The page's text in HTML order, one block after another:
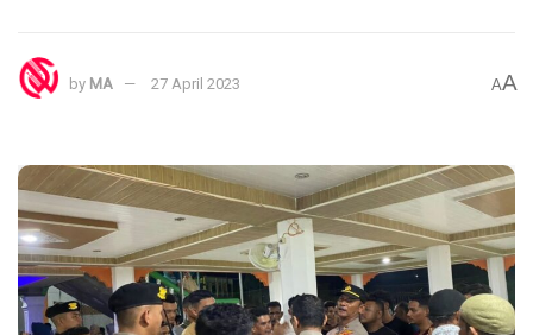
by MA 27 April 2023 AA